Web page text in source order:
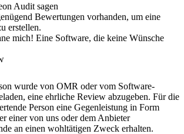
Audit sagen
Bewertungen vorhanden, um eine
erstellen.
mich! Eine Software, die keine Wünsche
wurde von OMR oder vom Software-
eine ehrliche Review abzugeben. Für die
Person eine Gegenleistung in Form
einer von uns oder dem Anbieter
an einen wohltätigen Zweck erhalten.